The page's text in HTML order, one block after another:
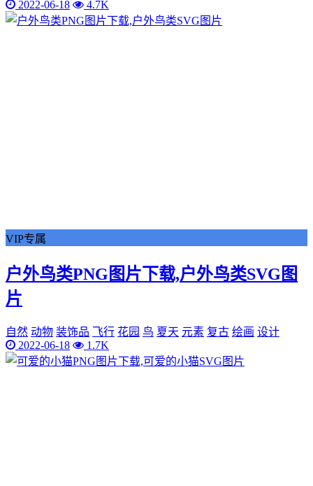
2022-06-18
4.7K
VIP专属
户外鸟类PNG图片下载,户外鸟类SVG图
片
自然 动物 装饰品 飞行 花园 鸟 夏天 元素 复古 绘画 设计
2022-06-18
1.7K